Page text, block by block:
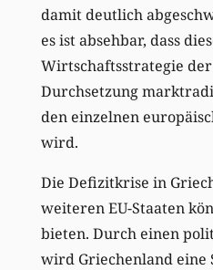
damit deutlich
es ist absehbar, dass
Wirtschaftsstrategie
Durchsetzung
den einzelnen
wird.
Die Defizitkrise in
weiteren EU-Staaten
bieten. Durch einen
wird Griechenland eine